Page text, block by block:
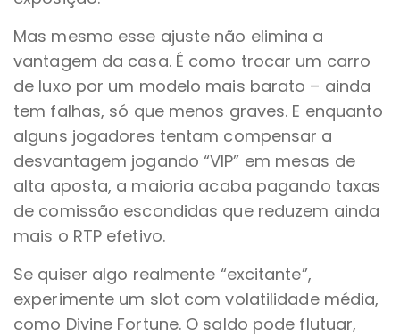
Mas mesmo esse ajuste não elimina a
vantagem da casa. É como trocar um carro
de luxo por um modelo mais barato – ainda
tem falhas, só que menos graves. E enquanto
alguns jogadores tentam compensar a
desvantagem jogando “VIP” em mesas de
alta aposta, a maioria acaba pagando taxas
de comissão escondidas que reduzem ainda
mais o RTP efetivo.
Se quiser algo realmente “excitante”,
experimente um slot com volatilidade média,
como Divine Fortune. O saldo pode flutuar,